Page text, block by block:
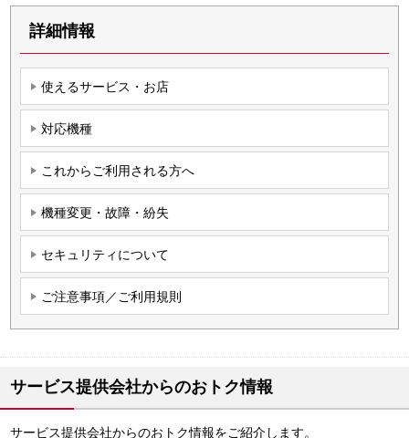
詳細情報
使えるサービス・お店
対応機種
これからご利用される方へ
機種変更・故障・紛失
セキュリティについて
ご注意事項／ご利用規則
サービス提供会社からのおトク情報
サービス提供会社からのおトク情報をご紹介します。